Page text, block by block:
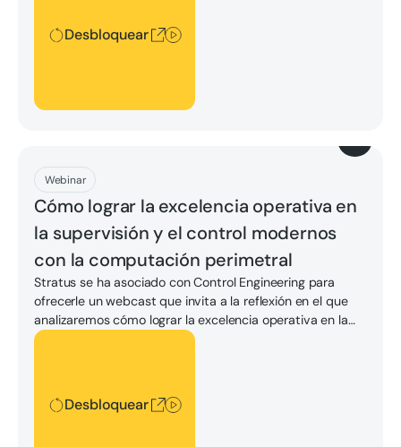
También describen las principales capacidades de
infraestructura perimetral que ofrecen beneficios
Desbloquear
Webinar
Cómo lograr la excelencia operativa en
la supervisión y el control modernos
con la computación perimetral
Stratus se ha asociado con Control Engineering para
ofrecerle un webcast que invita a la reflexión en el que
analizaremos cómo lograr la excelencia operativa en la
monitorización y el control modernos con Edge
Desbloquear
Desbloquear
Descargar